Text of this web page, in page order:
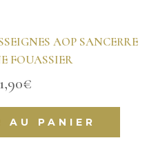
AOP SANCERRE
FOUASSIER
€
AU PANIER